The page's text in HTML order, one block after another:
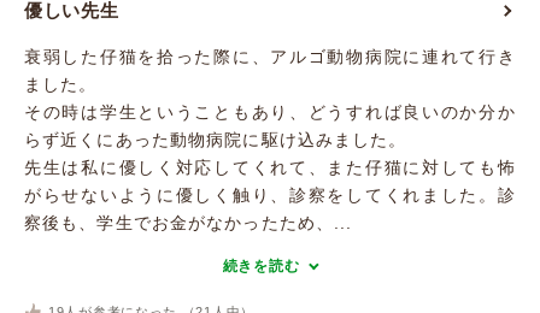
優しい先生
衰弱した仔猫を拾った際に、アルゴ動物病院に連れて行き
ました。
その時は学生ということもあり、どうすれば良いのか分か
らず近くにあった動物病院に駆け込みました。
先生は私に優しく対応してくれて、また仔猫に対しても怖
がらせないように優しく触り、診察をしてくれました。診
察後も、学生でお金がなかったため、...
続きを読む